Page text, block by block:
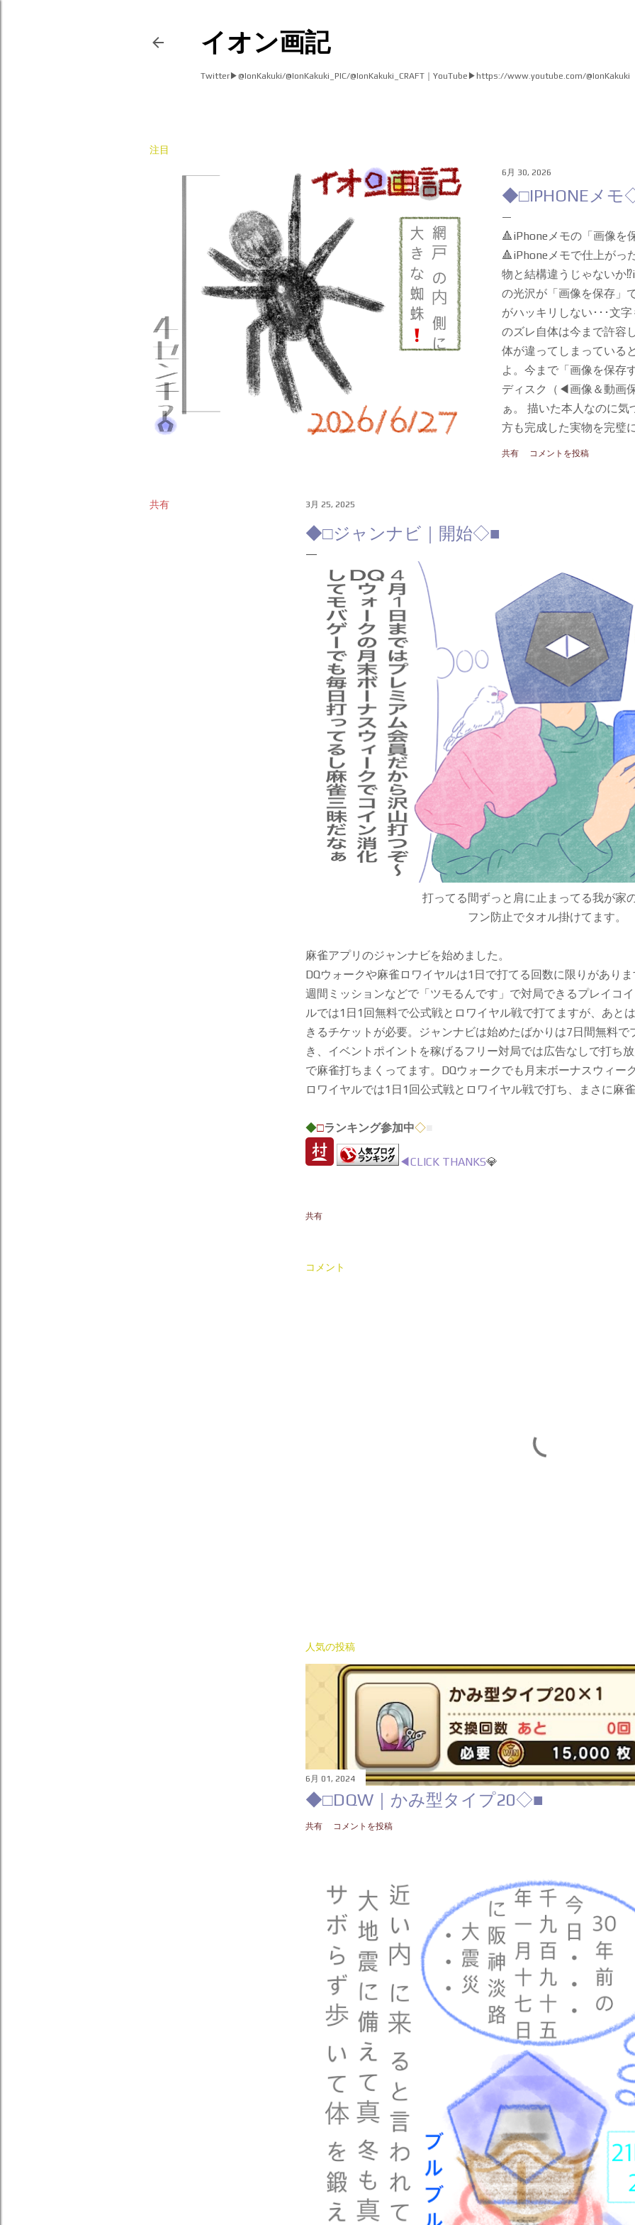
イオン画記
Twitter▶︎@IonKakuki/@IonKakuki_PIC/@IonKakuki_CRAFT｜YouTube▶︎https://www.youtube.com/@IonKakuki
注目
6月 30, 2026
◆□IPHONEメ
🔺iPhoneメモの「画像を
🔺iPhoneメモで仕上がっ
物と結構違うじゃないか
の光沢が「画像を保存」
がハッキリしない･･･文
のズレ自体は今まで許容
体が違ってしまっている
よ。今まで「画像を保存
ディスク（◀︎画像＆動画
ぁ。 描いた本人なのに
方も完成した実物を完璧
もっと実物の絵は光沢が
プスタジオ一択だねえ
◇ ■ ◀︎CLICK THANKS 💎
共有 コメントを投稿
共有 3月 25, 2025
◆□ジャンナビ｜開始◇■
打ってる間ずっと肩に止まってる我が家
フン防止でタオル掛けてます。
麻雀アプリのジャンナビを始めました。
DQウォークや麻雀ロワイヤルは1日で打てる回数に限りがあり
週間ミッションなどで「ツモるんです」で対局できるプレイコ
ルでは1日1回無料で公式戦とロワイヤル戦で打てますが、あと
きるチケットが必要。ジャンナビは始めたばかりは7日間無料
き、イベントポイントを稼げるフリー対局では広告なしで打ち
で麻雀打ちまくってます。DQウォークでも月末ボーナスウィー
ロワイヤルでは1日1回公式戦とロワイヤル戦で打ち、まさに麻
◆□ランキング参加中◇
◀︎CLICK THANKS💎
共有
コメント
人気の投稿
6月 01, 2024
◆□DQW｜かみ型タイプ20◇■
共有 コメントを投稿